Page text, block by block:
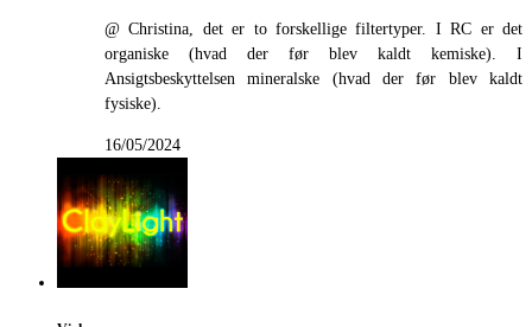
@ Christina, det er to forskellige filtertyper. I RC er det
organiske (hvad der før blev kaldt kemiske). I
Ansigtsbeskyttelsen mineralske (hvad der før blev kaldt
fysiske).
16/05/2024